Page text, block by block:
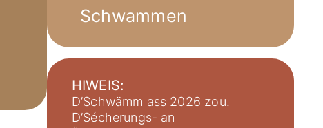
Neiegkeete vun eis
Schwammen
HIWEIS:
D’Schwämm ass 2026 zou.
D’Sécherungs- an